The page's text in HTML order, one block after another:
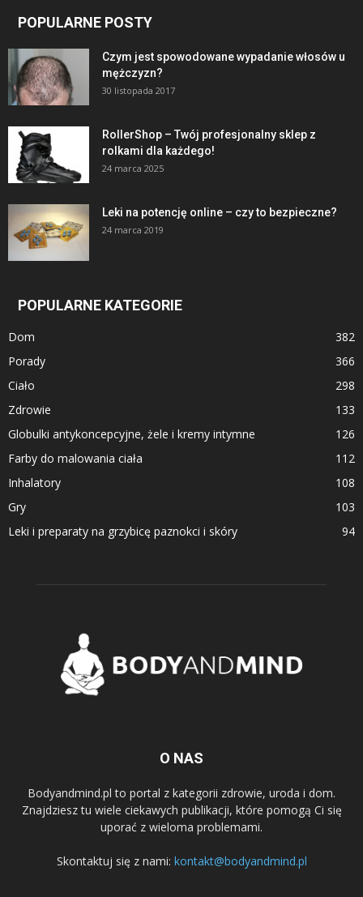
POPULARNE POSTY
Czym jest spowodowane wypadanie włosów u
mężczyzn?
30 listopada 2017
RollerShop – Twój profesjonalny sklep z
rolkami dla każdego!
24 marca 2025
Leki na potencję online – czy to bezpieczne?
24 marca 2019
POPULARNE KATEGORIE
Dom
382
Porady
366
Ciało
298
Zdrowie
133
Globulki antykoncepcyjne, żele i kremy intymne
126
Farby do malowania ciała
112
Inhalatory
108
Gry
103
Leki i preparaty na grzybicę paznokci i skóry
94
O NAS
Bodyandmind.pl to portal z kategorii zdrowie, uroda i dom.
Znajdziesz tu wiele ciekawych publikacji, które pomogą Ci się
uporać z wieloma problemami.
Skontaktuj się z nami: kontakt@bodyandmind.pl